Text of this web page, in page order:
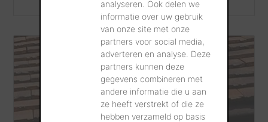
analyseren. Ook delen we
informatie over uw gebruik
van onze site met onze
partners voor social media,
adverteren en analyse. Deze
partners kunnen deze
gegevens combineren met
andere informatie die u aan
ze heeft verstrekt of die ze
hebben verzameld op basis